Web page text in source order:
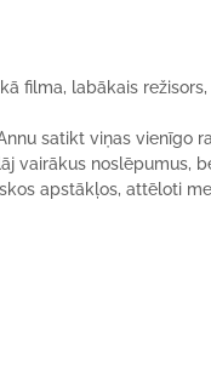
filma, labākais
satikt viņas vienīgo
vairākus noslēpumus,
apstākļos, attēloti